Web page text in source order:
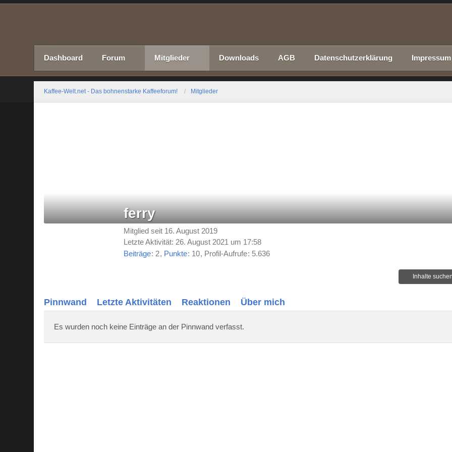
Dashboard Forum Mitglieder Downloads AGB Datenschutzerklärung Impressum
Kaffee-Welt.net - Das bohnenstarke Kaffeeforum! Mitglieder
ferry
Mitglied seit 16. August 2019
Letzte Aktivität: 26. August 2021 um 17:58
Beiträge 2 Punkte 10 Profil-Aufrufe 5.636
Inhalte
Pinnwand Letzte Aktivitäten Reaktionen Über mich
Es wurden noch keine Einträge an der Pinnwand verfasst.